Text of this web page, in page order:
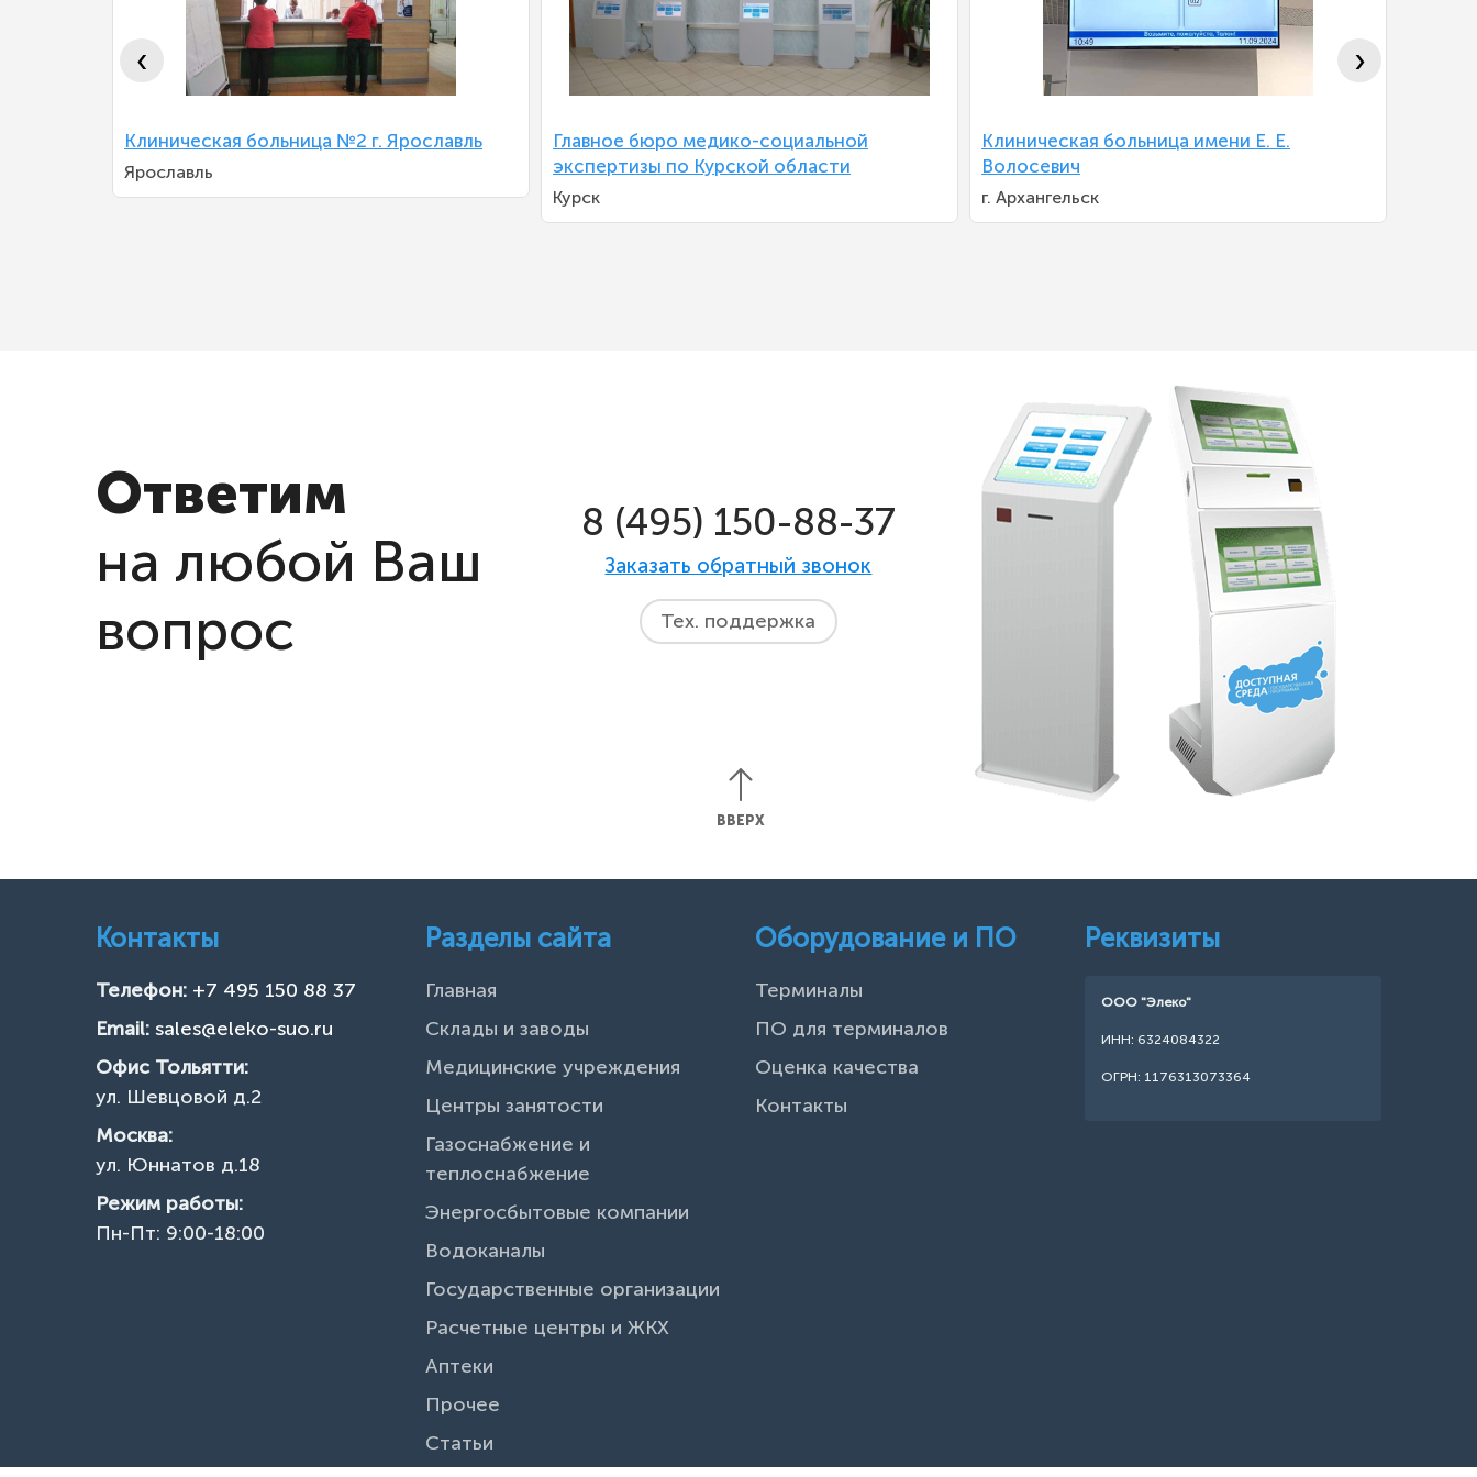
Клиническая больница №2 г. Ярославль
Ярославль
Главное бюро медико-социальной
экспертизы по Курской области
Курск
Клиническая больница имени Е. Е.
Волосевич
г. Архангельск
‹ ›
Ответим
на любой Ваш
вопрос
8 (495) 150-88-37
Заказать обратный звонок
Тех. поддержка
ВВЕРХ
Контакты
Телефон: +7 495 150 88 37
Email: sales@eleko-suo.ru
Офис Тольятти:
ул. Шевцовой д.2
Москва:
ул. Юннатов д.18
Режим работы:
Пн-Пт: 9:00-18:00
Разделы сайта
Главная
Склады и заводы
Медицинские учреждения
Центры занятости
Газоснабжение и
теплоснабжение
Энергосбытовые компании
Водоканалы
Государственные организации
Расчетные центры и ЖКХ
Аптеки
Прочее
Статьи
Оборудование и ПО
Терминалы
ПО для терминалов
Оценка качества
Контакты
Реквизиты
ООО "Элеко"
ИНН: 6324084322
ОГРН: 1176313073364